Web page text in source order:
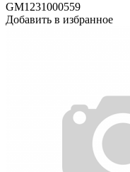
GM1231000559
Добавить в избранное